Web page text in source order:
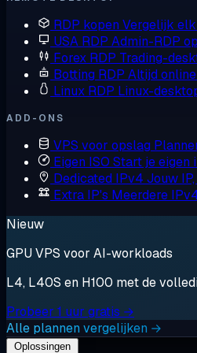
RDP kopen Vergelijk
USA RDP Admin-RDP
Forex RDP Trading-
Botting RDP Altijd
Linux RDP Linux-
ADD-ONS
VPS voor opslag
Eigen ISO Start je eigen
Dedicated IPv4 Jouw
Extra IP's Meerdere
Nieuw
GPU VPS voor AI-workloads
L4, L40S en H100 met de
Probeer 1 uur gratis →
Alle plannen vergelijken →